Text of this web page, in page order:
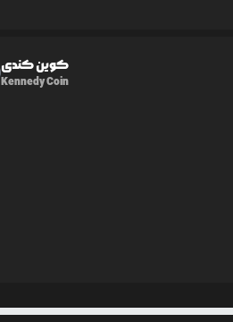
کوین کندی
Kennedy Coin